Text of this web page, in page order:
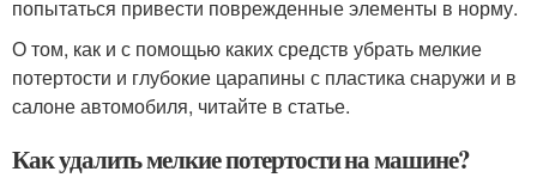
попытаться привести поврежденные элементы в норму.
О том, как и с помощью каких средств убрать мелкие
потертости и глубокие царапины с пластика снаружи и в
салоне автомобиля, читайте в статье.
Как удалить мелкие потертости на машине?